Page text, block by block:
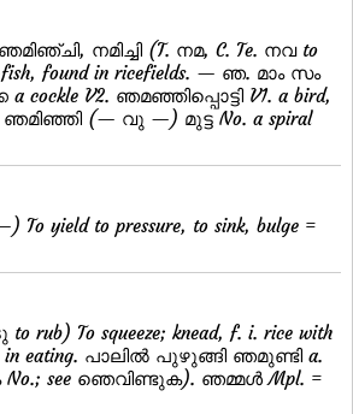
ഞമിഞ്ചി, നമിച്ചി (T. നമ, C. Te. നവ to
fish, found in ricefields. — ഞ. മാം സം
cockle V2. ഞമഞ്ഞിപ്പൊട്ടി V1. a bird,
ഞമിഞ്ഞി (— വു —) മുട്ട No. a spiral
To yield to pressure, to sink, bulge =
rub) To squeeze; knead, f. i. rice with
in eating. പാലില്‍ പുഴുങ്ങി ഞമുണ്ടി a.
No.; see ഞെവിണ്ടുക). ഞമ്മള്‍ Mpl. =